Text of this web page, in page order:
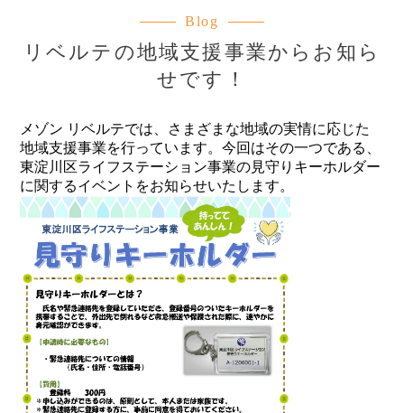
Blog
リベルテの地域支援事業からお知ら
せです！
メゾン リベルテでは、さまざまな地域の実情に応じた
地域支援事業を行っています。今回はその一つである、
東淀川区ライフステーション事業の見守りキーホルダー
に関するイベントをお知らせいたします。